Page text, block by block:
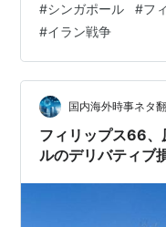
施すると発表した。
4月30日を延長する
業者の間で行われた
え、3月の物価上昇
いる。これは、 2月
対して行った攻撃に
#シンガポール #フ
#イラン戦争
国内海外時事ネタ
フィリップス66
ルのデリバティブ